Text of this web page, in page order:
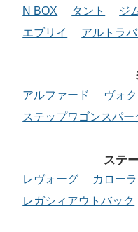
N BOX タント ジ
エブリイ
アルトラ
アルファード ヴォ
ステップワゴンスパー
ステ
レヴォーグ カロー
レガシィアウトバック